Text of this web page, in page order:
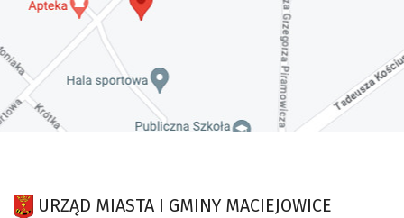
URZĄD MIASTA I GMINY MACIEJOWICE